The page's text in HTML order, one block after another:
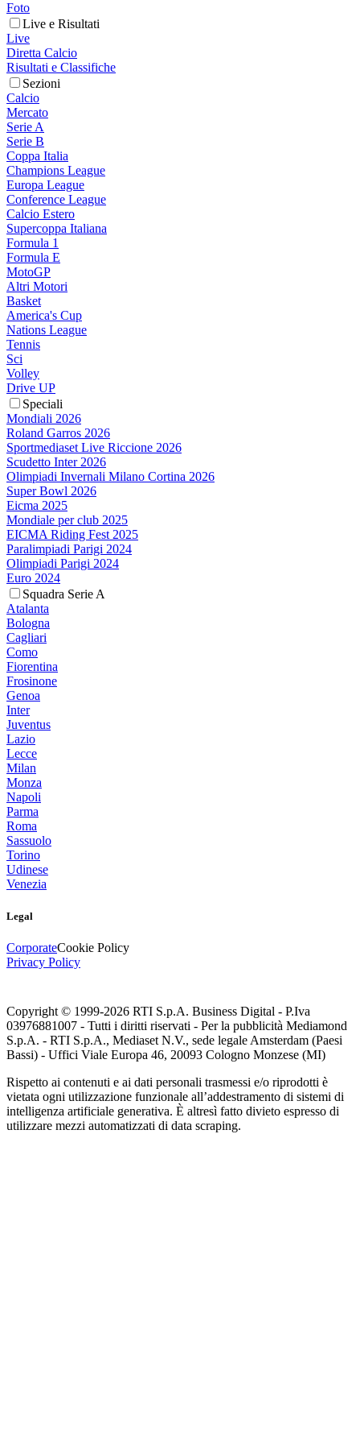
Foto
Live e Risultati
Live
Diretta Calcio
Risultati e Classifiche
Sezioni
Calcio
Mercato
Serie A
Serie B
Coppa Italia
Champions League
Europa League
Conference League
Calcio Estero
Supercoppa Italiana
Formula 1
Formula E
MotoGP
Altri Motori
Basket
America's Cup
Nations League
Tennis
Sci
Volley
Drive UP
Speciali
Mondiali 2026
Roland Garros 2026
Sportmediaset Live Riccione 2026
Scudetto Inter 2026
Olimpiadi Invernali Milano Cortina 2026
Super Bowl 2026
Eicma 2025
Mondiale per club 2025
EICMA Riding Fest 2025
Paralimpiadi Parigi 2024
Olimpiadi Parigi 2024
Euro 2024
Squadra Serie A
Atalanta
Bologna
Cagliari
Como
Fiorentina
Frosinone
Genoa
Inter
Juventus
Lazio
Lecce
Milan
Monza
Napoli
Parma
Roma
Sassuolo
Torino
Udinese
Venezia
Legal
CorporateCookie Policy
Privacy Policy
Copyright © 1999-2026 RTI S.p.A. Business Digital - P.Iva
03976881007 - Tutti i diritti riservati - Per la pubblicità Mediamond
S.p.A. - RTI S.p.A., Mediaset N.V., sede legale Amsterdam (Paesi
Bassi) - Uffici Viale Europa 46, 20093 Cologno Monzese (MI)
Rispetto ai contenuti e ai dati personali trasmessi e/o riprodotti è
vietata ogni utilizzazione funzionale all’addestramento di sistemi di
intelligenza artificiale generativa. È altresì fatto divieto espresso di
utilizzare mezzi automatizzati di data scraping.